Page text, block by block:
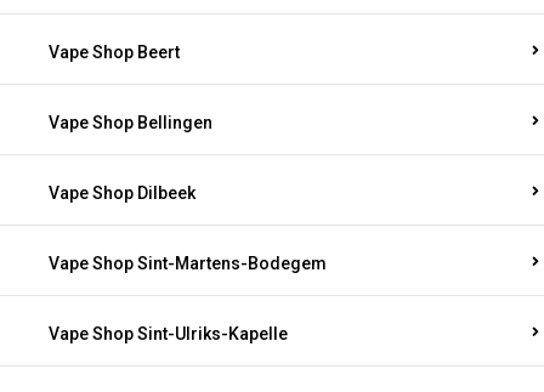
Vape Shop Beert
Vape Shop Bellingen
Vape Shop Dilbeek
Vape Shop Sint-Martens-Bodegem
Vape Shop Sint-Ulriks-Kapelle